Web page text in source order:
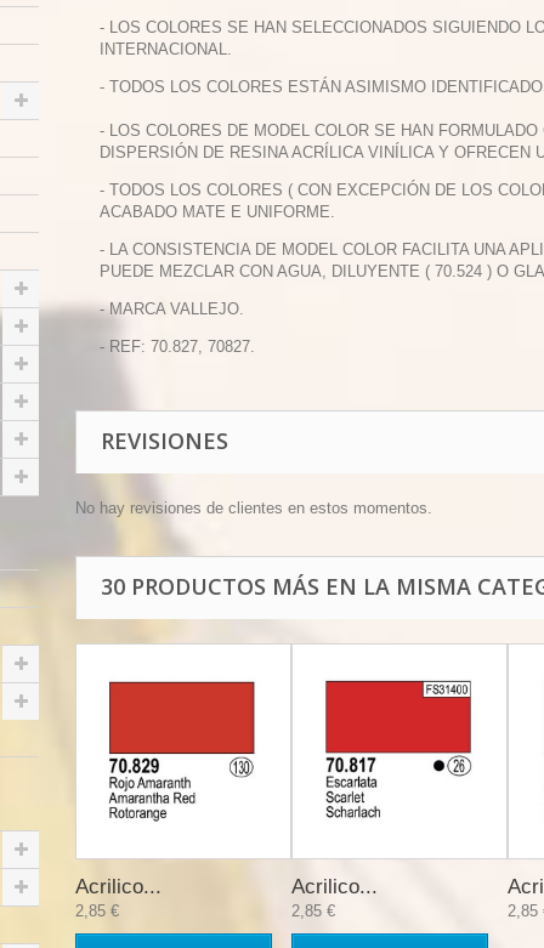
- LOS COLORES SE HAN SELECCIONADOS SIGUIENDO
INTERNACIONAL.
- TODOS LOS COLORES ESTÁN ASIMISMO
- LOS COLORES DE MODEL COLOR SE HAN
DISPERSIÓN DE RESINA ACRÍLICA VINÍLICA Y
- TODOS LOS COLORES ( CON EXCEPCIÓN DE LOS
ACABADO MATE E UNIFORME.
- LA CONSISTENCIA DE MODEL COLOR FACILITA UNA
PUEDE MEZCLAR CON AGUA, DILUYENTE ( 70.524 ) O
- MARCA VALLEJO.
- REF: 70.827, 70827.
REVISIONES
No hay revisiones de clientes en estos momentos.
30 PRODUCTOS MÁS EN LA MISMA
Acrilico...
2,85 €
Acrilico...
2,85 € 2,85